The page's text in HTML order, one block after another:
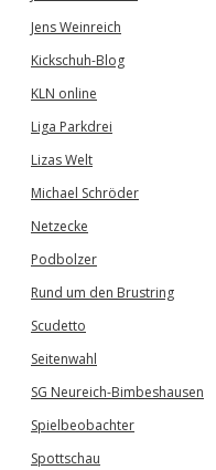
Jens Weinreich
Kickschuh-Blog
KLN online
Liga Parkdrei
Lizas Welt
Michael Schröder
Netzecke
Podbolzer
Rund um den Brustring
Scudetto
Seitenwahl
SG Neureich-Bimbeshausen
Spielbeobachter
Spottschau